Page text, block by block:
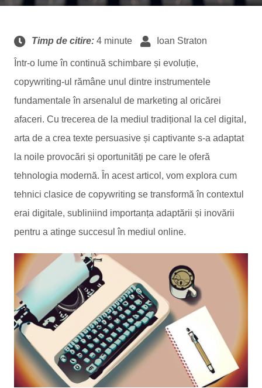
Timp de citire: 4 minute Ioan Straton
Într-o lume în continuă schimbare și evoluție,
copywriting-ul rămâne unul dintre instrumentele
fundamentale în arsenalul de marketing al oricărei
afaceri. Cu trecerea de la mediul tradițional la cel digital,
arta de a crea texte persuasive și captivante s-a adaptat
la noile provocări și oportunități pe care le oferă
tehnologia modernă. În acest articol, vom explora cum
tehnici clasice de copywriting se transformă în contextul
erai digitale, subliniind importanța adaptării și inovării
pentru a atinge succesul în mediul online.